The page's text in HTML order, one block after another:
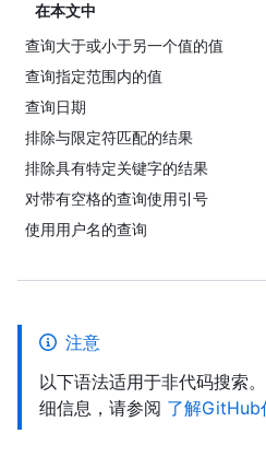
在本文中
查询大于或小于另一个值的值
查询指定范围内的值
查询日期
排除与限定符匹配的结果
排除具有特定关键字的结果
对带有空格的查询使用引号
使用用户名的查询
注意
以下语法适用于非代码搜索
细信息，请参阅 了解GitHub